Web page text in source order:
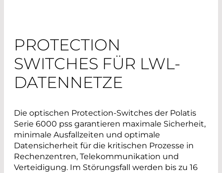
PROTECTION
SWITCHES FÜR LWL-
DATENNETZE
Die optischen Protection-Switches der Polatis
Serie 6000 pss garantieren maximale Sicherheit,
minimale Ausfallzeiten und optimale
Datensicherheit für die kritischen Prozesse in
Rechenzentren, Telekommunikation und
Verteidigung. Im Störungsfall werden bis zu 16